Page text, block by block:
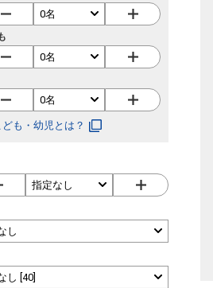
ども・幼児とは？